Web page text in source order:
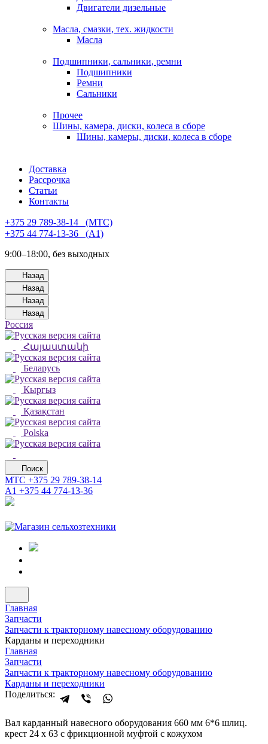
Двигатели дизельные
Масла, смазки, тех. жидкости
Масла
Подшипники, сальники, ремни
Подшипники
Ремни
Сальники
Прочее
Шины, камера, диски, колеса в сборе
Шины, камеры, диски, колеса в сборе
Доставка
Рассрочка
Статьи
Контакты
+375 29 789-38-14⠀(МТС)
+375 44 774-13-36⠀(А1)
9:00–18:00, без выходных
Назад
Назад
Назад
Назад
Россия
Հայաստանի
Беларусь
Кыргыз
Қазақстан
Polska
Поиск
МТС +375 29 789-38-14
А1 +375 44 774-13-36
Главная
Запчасти
Запчасти к тракторному навесному оборудованию
Карданы и переходники
Главная
Запчасти
Запчасти к тракторному навесному оборудованию
Карданы и переходники
Поделиться:
Вал карданный навесного оборудования 660 мм 6*6 шлиц.
крест 24 x 63 с фрикционной муфтой с кожухом